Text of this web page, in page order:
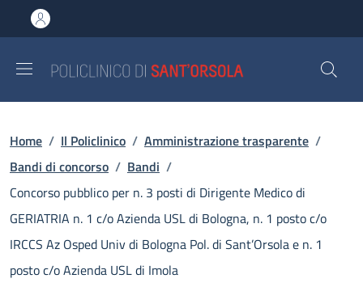
al contenuto principale
to footer content
Briciole di pane
Home / Il Policlinico / Amministrazione trasparente /
Bandi di concorso / Bandi /
Concorso pubblico per n. 3 posti di Dirigente Medico di
GERIATRIA n. 1 c/o Azienda USL di Bologna, n. 1 posto c/o
IRCCS Az Osped Univ di Bologna Pol. di Sant’Orsola e n. 1
posto c/o Azienda USL di Imola